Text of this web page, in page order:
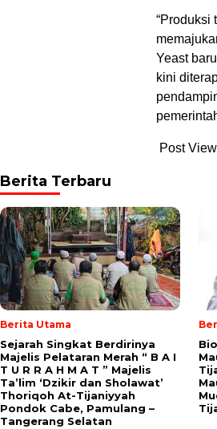
“Produksi
Yeast
kini
Post
Berita Terbaru
Berita Utama
Sejarah Singkat Berdirinya
Majelis Pelataran Merah “ B A I
T U R R A H M A T ” Majelis
Ta’lim ‘Dzikir dan Sholawat’
Thoriqoh At-Tijaniyyah
Pondok Cabe, Pamulang –
Tangerang Selatan